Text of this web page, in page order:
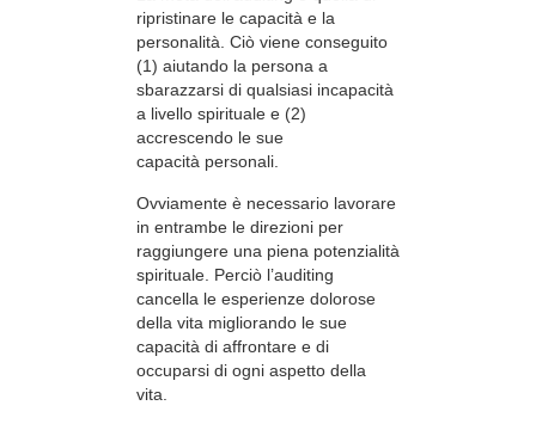
ripristinare le capacità e la
personalità. Ciò viene conseguito
(1) aiutando la persona a
sbarazzarsi di qualsiasi incapacità
a livello spirituale e (2)
accrescendo le sue
capacità personali.
Ovviamente è necessario lavorare
in entrambe le direzioni per
raggiungere una piena potenzialità
spirituale. Perciò l’auditing
cancella le esperienze dolorose
della vita migliorando le sue
capacità di affrontare e di
occuparsi di ogni aspetto della
vita.